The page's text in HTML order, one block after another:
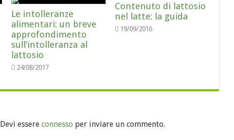
Le intolleranze
alimentari: un breve
approfondimento
sull’intolleranza al
lattosio
24/08/2017
Contenuto di lattosio
nel latte: la guida
19/09/2016
Devi essere connesso per inviare un commento.